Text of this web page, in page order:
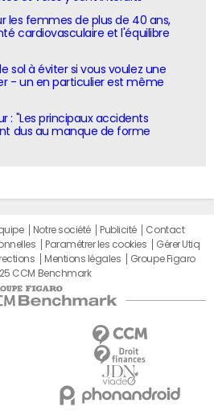
les femmes de plus de 40 ans,
cardiovasculaire et l'équilibre
sol à éviter si vous voulez une
- un en particulier est même
: "Les principaux accidents
dus au manque de forme
Notre société Publicité
Contact
Paramétrer les cookies
Gérer Utiq
Mentions légales
Groupe Figaro
CCM Benchmark